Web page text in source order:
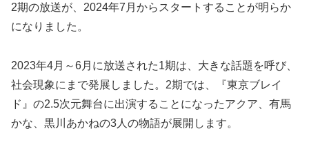
2期の放送が、2024年7月からスタートすることが明らか
になりました。
2023年4月～6月に放送された1期は、大きな話題を呼び、
社会現象にまで発展しました。2期では、『東京ブレイ
ド』の2.5次元舞台に出演することになったアクア、有馬
かな、黒川あかねの3人の物語が展開します。